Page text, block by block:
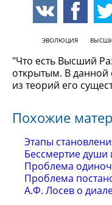
ЭВОЛЮЦИЯ
"Что есть Высший
открытым. В данной
из теорий его
Похожие
Этапы
Бессмертие души
Проблема
Проблема
А.Ф. Лосев о